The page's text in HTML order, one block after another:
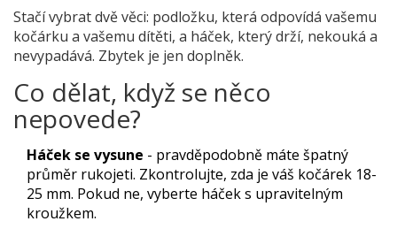
Stačí vybrat dvě věci: podložku, která odpovídá vašemu
kočárku a vašemu dítěti, a háček, který drží, nekouká a
nevypadává. Zbytek je jen doplněk.
Co dělat, když se něco
nepovede?
Háček se vysune - pravděpodobně máte špatný
průměr rukojeti. Zkontrolujte, zda je váš kočárek 18-
25 mm. Pokud ne, vyberte háček s upravitelným
kroužkem.